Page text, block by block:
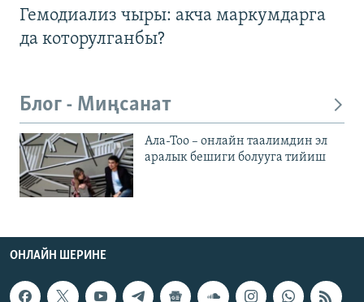
Гемодиализ чыры: акча маркумдарга
да которулганбы?
Блог - Миңсанат
Ала-Тоо – онлайн таалимдин эл
аралык бешиги болууга тийиш
ОНЛАЙН ШЕРИНЕ